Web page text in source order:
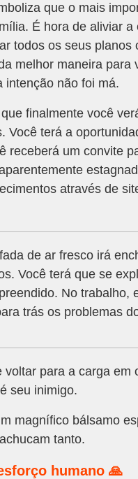
que o mais
É hora de aliviar a
todos os seus planos
melhor maneira para
intenção não foi má.
finalmente você
Você terá a
receberá um convite
através de
de ar fresco irá
Você terá que se
No trabalho,
trás os problemas
voltar para a carga em
seu inimigo.
magnífico bálsamo
tanto.
humano 🙏